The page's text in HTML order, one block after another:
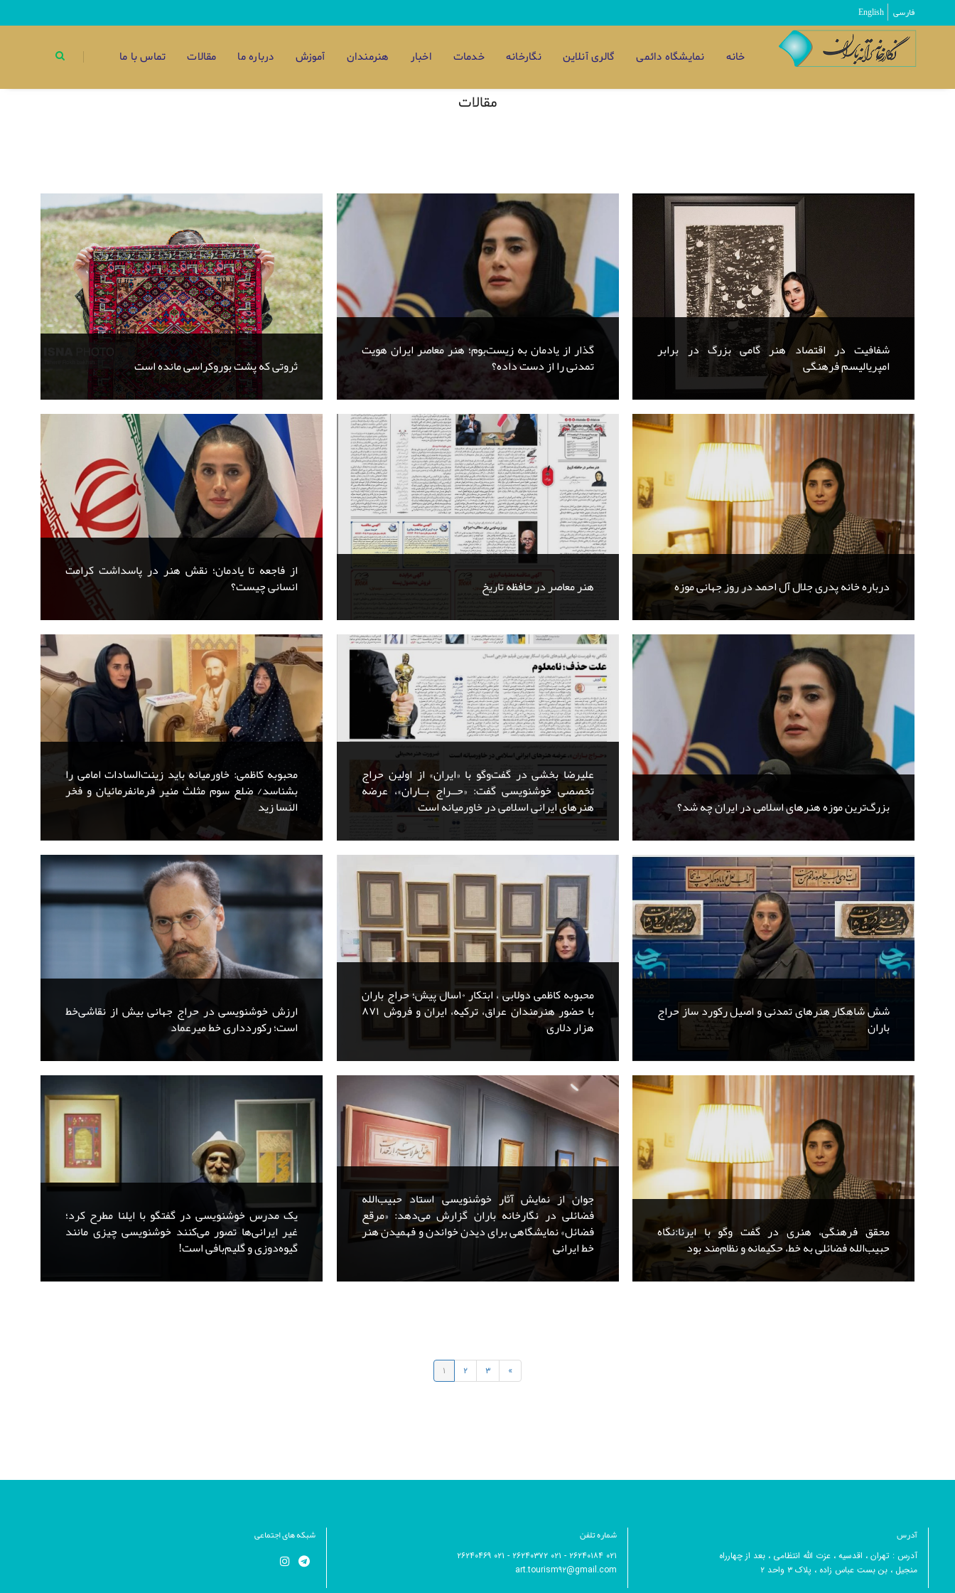
فارسی English
خانه نمایشگاه دائمی گالری آنلاین نگارخانه خدمات اخبار هنرمندان آموزش درباره ما مقالات تماس با ما
مقالات
شفافیت در اقتصاد هنر گامی بزرگ در برابر
امپریالیسم فرهنگی
گذار از یادمان به زیست‌بوم؛ هنر معاصر ایران هویت
تمدنی را از دست داده؟ ثروتی که پشت بوروکراسی مانده است
درباره خانه پدری جلال آل احمد در روز جهانی موزه هنر معاصر در حافظه تاریخ
از فاجعه تا یادمان؛ نقش هنر در پاسداشت کرامت
انسانی چیست؟
بزرگ‌ترین موزه هنرهای اسلامی در ایران چه شد؟
علیرضا بخشی در گفت‌و‌گو با «ایران» از اولین حراج
تخصصی خوشنویسی گفت: «حــراج بــاران»، عرضه
هنرهای ایرانی اسلامی در خاورمیانه است
محبوبه کاظمی: خاورمیانه باید زینت‌السادات امامی را
بشناسد/ ضلع سوم مثلث منیر فرمانفرمائیان و فخر
النسا زید
شش شاهکار هنرهای تمدنی و اصیل رکورد ساز حراج
باران
محبوبه کاظمی دولابی ، ابتکار ۱۰سال پیش؛ حراج باران
با حضور هنرمندان عراق، ترکیه، ایران و فروش ۸۷۱
هزار دلاری
ارزش خوشنویسی در حراج جهانی بیش از نقاشی‌خط
است؛ رکوردداری خط میرعماد
محقق فرهنگی، هنری در گفت وگو با ایرنا:نگاه
حبیب‌الله فضائلی به خط، حکیمانه و نظام‌مند بود
جوان از نمایش آثار خوشنویسی استاد حبیب‌الله
فضائلی در نگارخانه باران گزارش می‌دهد: «مرقع
فضائل» نمایشگاهی برای دیدن خواندن و فهمیدن هنر
خط ایرانی
یک مدرس خوشنویسی در گفتگو با ایلنا مطرح کرد؛
غیر ایرانی‌ها تصور می‌کنند خوشنویسی چیزی مانند
گیوه‌دوزی و گلیم‌بافی است!
۱ ۲ ۳ »
شبکه های اجتماعی شماره تلفن
۰۲۱ ۲۶۲۴۰۱۸۴ - ۰۲۱ ۲۶۲۴۰۳۷۲ - ۰۲۱ ۲۶۲۴۰۴۶۹
art.tourism۹۲@gmail.com
آدرس
آدرس : تهران ، اقدسیه ، عزت الله انتظامی ، بعد از چهارراه
منجیل ، بن بست عباس زاده ، پلاک ۳ واحد ۲